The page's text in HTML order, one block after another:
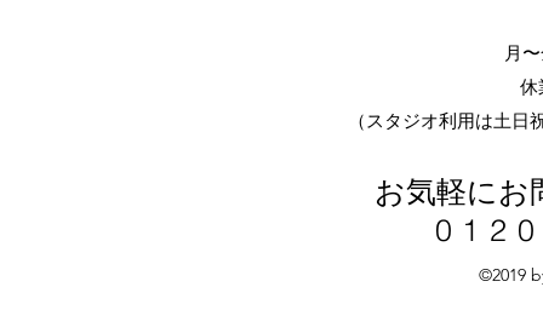
月
休
（スタジオ利用は土
お気軽にお
©2019